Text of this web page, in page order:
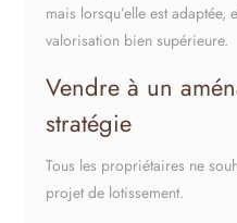
mais lorsqu’elle est adaptée,
valorisation bien supérieure.
Vendre à un
stratégie
Tous les propriétaires ne
projet de lotissement.